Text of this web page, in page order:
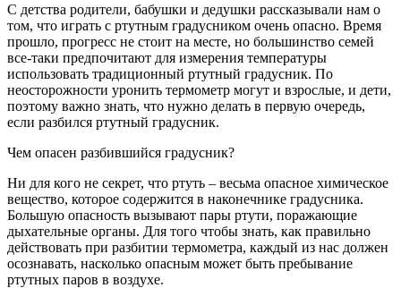
С детства родители, бабушки и дедушки рассказывали нам о
том, что играть с ртутным градусником очень опасно. Время
прошло, прогресс не стоит на месте, но большинство семей
все-таки предпочитают для измерения температуры
использовать традиционный ртутный градусник. По
неосторожности уронить термометр могут и взрослые, и дети,
поэтому важно знать, что нужно делать в первую очередь,
если разбился ртутный градусник.
Чем опасен разбившийся градусник?
Ни для кого не секрет, что ртуть – весьма опасное химическое
вещество, которое содержится в наконечнике градусника.
Большую опасность вызывают пары ртути, поражающие
дыхательные органы. Для того чтобы знать, как правильно
действовать при разбитии термометра, каждый из нас должен
осознавать, насколько опасным может быть пребывание
ртутных паров в воздухе.